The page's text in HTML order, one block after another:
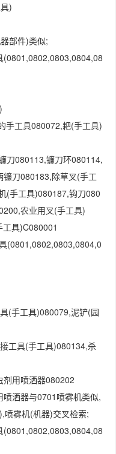
)
部件)类似;
(0801,0802,0803,0804,08
手工具080072,耙(手工具)
刀080113,镰刀环080114,
刀080183,除草叉(手工
(手工具)080187,钩刀080
农业用叉(手工具)
具)C080001
(0801,0802,0803,0804,0
(手工具)080079,泥铲(园
工具(手工具)080134,杀
用喷洒器080202
洒器与0701喷雾机类似,
喷雾机(机器)交叉检索;
(0801,0802,0803,0804,08